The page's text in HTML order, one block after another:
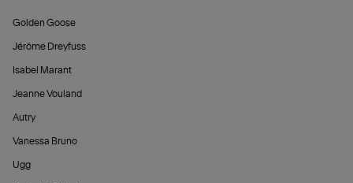
Golden Goose
Jérôme Dreyfuss
Isabel Marant
Jeanne Vouland
Autry
Vanessa Bruno
Ugg